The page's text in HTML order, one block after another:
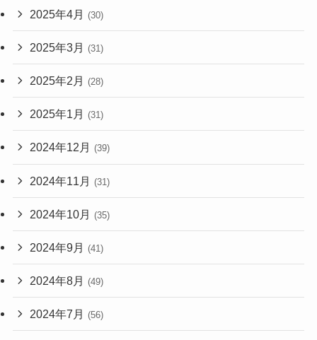
2025年4月 (30)
2025年3月 (31)
2025年2月 (28)
2025年1月 (31)
2024年12月 (39)
2024年11月 (31)
2024年10月 (35)
2024年9月 (41)
2024年8月 (49)
2024年7月 (56)